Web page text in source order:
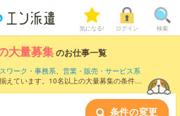
気になる! ログイン 検索
大量募集のお仕事一覧
ワーク・事務系、 営業・販売・サービス系
えています。10名以上の大量募集の条件の
条件の変更